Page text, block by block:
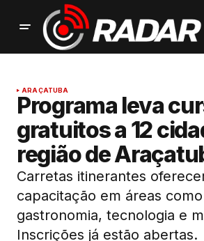
ARAÇATUBA
Programa leva
gratuitos a 12
região de
Carretas itinerantes
capacitação em áreas
gastronomia, tecnologia e
Inscrições já estão abertas.